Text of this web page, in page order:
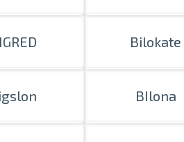
Bilokate
BIlona